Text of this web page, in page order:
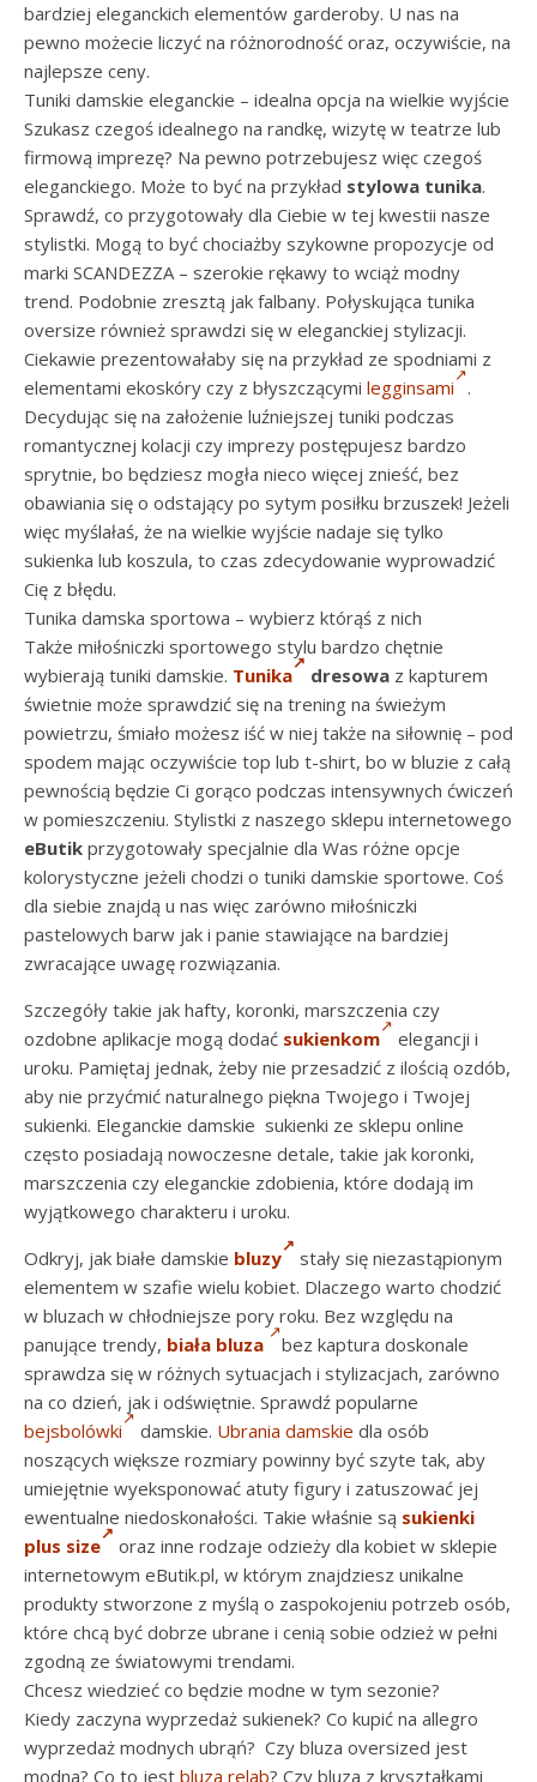
bardziej eleganckich elementów garderoby. U nas na
pewno możecie liczyć na różnorodność oraz, oczywiście, na
najlepsze ceny.
Tuniki damskie eleganckie – idealna opcja na wielkie wyjście
Szukasz czegoś idealnego na randkę, wizytę w teatrze lub
firmową imprezę? Na pewno potrzebujesz więc czegoś
eleganckiego. Może to być na przykład stylowa tunika.
Sprawdź, co przygotowały dla Ciebie w tej kwestii nasze
stylistki. Mogą to być chociażby szykowne propozycje od
marki SCANDEZZA – szerokie rękawy to wciąż modny
trend. Podobnie zresztą jak falbany. Połyskująca tunika
oversize również sprawdzi się w eleganckiej stylizacji.
Ciekawie prezentowałaby się na przykład ze spodniami z
elementami ekoskóry czy z błyszczącymi legginsami .
Decydując się na założenie luźniejszej tuniki podczas
romantycznej kolacji czy imprezy postępujesz bardzo
sprytnie, bo będziesz mogła nieco więcej znieść, bez
obawiania się o odstający po sytym posiłku brzuszek! Jeżeli
więc myślałaś, że na wielkie wyjście nadaje się tylko
sukienka lub koszula, to czas zdecydowanie wyprowadzić
Cię z błędu.
Tunika damska sportowa – wybierz którąś z nich
Także miłośniczki sportowego stylu bardzo chętnie
wybierają tuniki damskie. Tunika dresowa z kapturem
świetnie może sprawdzić się na trening na świeżym
powietrzu, śmiało możesz iść w niej także na siłownię – pod
spodem mając oczywiście top lub t-shirt, bo w bluzie z całą
pewnością będzie Ci gorąco podczas intensywnych ćwiczeń
w pomieszczeniu. Stylistki z naszego sklepu internetowego
eButik przygotowały specjalnie dla Was różne opcje
kolorystyczne jeżeli chodzi o tuniki damskie sportowe. Coś
dla siebie znajdą u nas więc zarówno miłośniczki
pastelowych barw jak i panie stawiające na bardziej
zwracające uwagę rozwiązania.
Szczegóły takie jak hafty, koronki, marszczenia czy
ozdobne aplikacje mogą dodać sukienkom
elegancji i
uroku. Pamiętaj jednak, żeby nie przesadzić z ilością ozdób,
aby nie przyćmić naturalnego piękna Twojego i Twojej
sukienki. Eleganckie damskie sukienki ze sklepu online
często posiadają nowoczesne detale, takie jak koronki,
marszczenia czy eleganckie zdobienia, które dodają im
wyjątkowego charakteru i uroku.
Odkryj, jak białe damskie bluzy
stały się niezastąpionym
elementem w szafie wielu kobiet. Dlaczego warto chodzić
w bluzach w chłodniejsze pory roku. Bez względu na
panujące trendy, biała bluza
bez kaptura doskonale
sprawdza się w różnych sytuacjach i stylizacjach, zarówno
na co dzień, jak i odświętnie. Sprawdź popularne
bejsbolówki
damskie. Ubrania damskie dla osób
noszących większe rozmiary powinny być szyte tak, aby
umiejętnie wyeksponować atuty figury i zatuszować jej
ewentualne niedoskonałości. Takie właśnie są sukienki
plus size
oraz inne rodzaje odzieży dla kobiet w sklepie
internetowym eButik.pl, w którym znajdziesz unikalne
produkty stworzone z myślą o zaspokojeniu potrzeb osób,
które chcą być dobrze ubrane i cenią sobie odzież w pełni
zgodną ze światowymi trendami.
Chcesz wiedzieć co będzie modne w tym sezonie?
Kiedy zaczyna wyprzedaż sukienek? Co kupić na allegro
wyprzedaż modnych ubrąń? Czy bluza oversized jest
modna? Co to jest bluza relab? Czy bluza z kryształkami